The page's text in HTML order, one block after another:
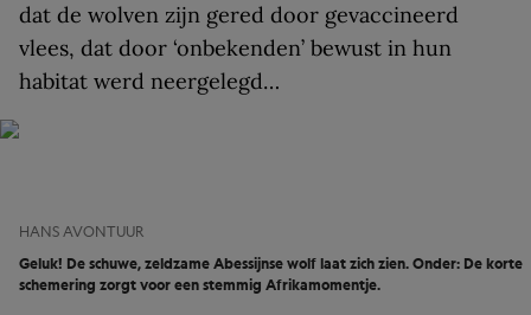
dat de wolven zijn gered door gevaccineerd
vlees, dat door ‘onbekenden’ bewust in hun
habitat werd neergelegd…
HANS AVONTUUR
Geluk! De schuwe, zeldzame Abessijnse wolf laat zich zien. Onder: De korte
schemering zorgt voor een stemmig Afrikamomentje.